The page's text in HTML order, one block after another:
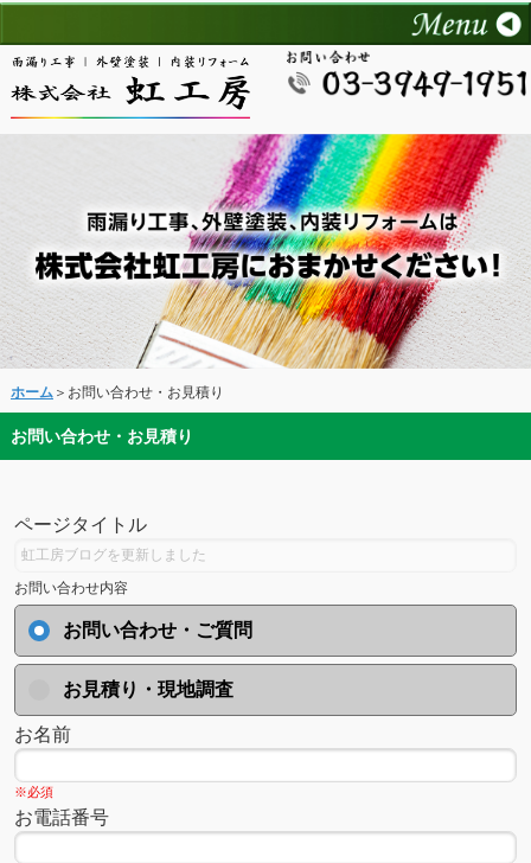
ホーム＞お問い合わせ・お見積り
お問い合わせ・お見積り
ページタイトル
お問い合わせ内容
お問い合わせ・ご質問
お見積り・現地調査
お名前
※必須
お電話番号